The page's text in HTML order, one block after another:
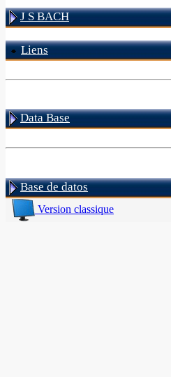
J S BACH
Liens
Data Base
Base de datos
Version classique